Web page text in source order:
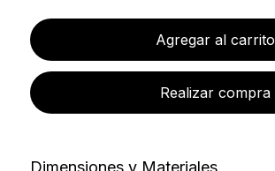
Agregar al carrito
Realizar compra